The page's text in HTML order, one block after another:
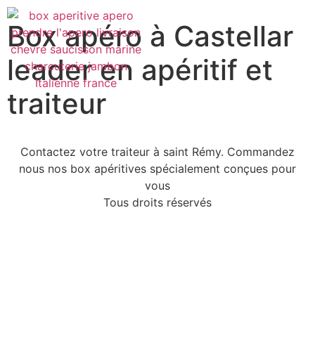
Box apéro à Castellar
leader en apéritif et
traiteur
Contactez votre traiteur à saint Rémy. Commandez
nous nos box apéritives spécialement conçues pour
vous
Tous droits réservés